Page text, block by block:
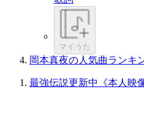
マイうた
岡本真夜の人気曲ランキ
最強伝説更新中《本人映像